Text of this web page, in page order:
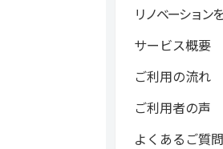
リノベーション
サービス概要
ご利用の流れ
ご利用者の声
よくあるご質問